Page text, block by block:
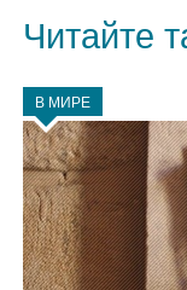
Читайте
В МИРЕ